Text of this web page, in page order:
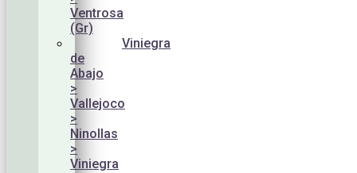
Ventrosa
(Gr)
Viniegra
de
Abajo
>
Vallejoco
>
Ninollas
>
Viniegra